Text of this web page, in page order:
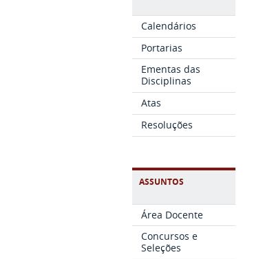
Calendários
Portarias
Ementas das
Disciplinas
Atas
Resoluções
ASSUNTOS
Área Docente
Concursos e
Seleções